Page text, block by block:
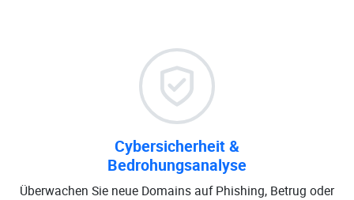
Cybersicherheit &
Bedrohungsanalyse
Überwachen Sie neue Domains auf Phishing, Betrug oder